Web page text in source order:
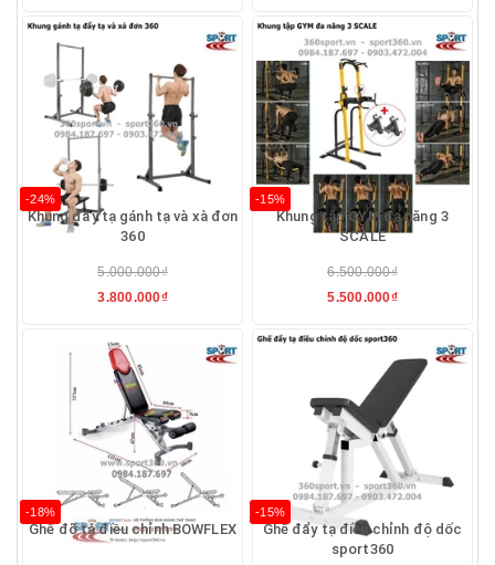
-24%
Khung đẩy tạ gánh tạ và xà đơn
360
5.000.000₫
3.800.000₫
-15%
Khung tập GYM đa năng 3
SCALE
6.500.000₫
5.500.000₫
-18%
Ghế đỡ tạ điều chỉnh BOWFLEX
-15%
Ghế đẩy tạ điều chỉnh độ dốc
sport360